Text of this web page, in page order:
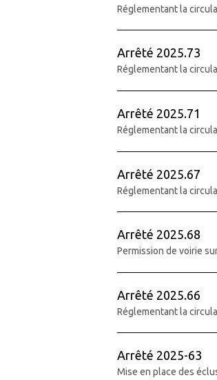
Réglementant la
Arrêté 2025.73
Réglementant la
Arrêté 2025.71
Réglementant la
Arrêté 2025.67
Réglementant la
Arrêté 2025.68
Permission de voirie
Arrêté 2025.66
Réglementant la
Arrêté 2025-63
Mise en place des